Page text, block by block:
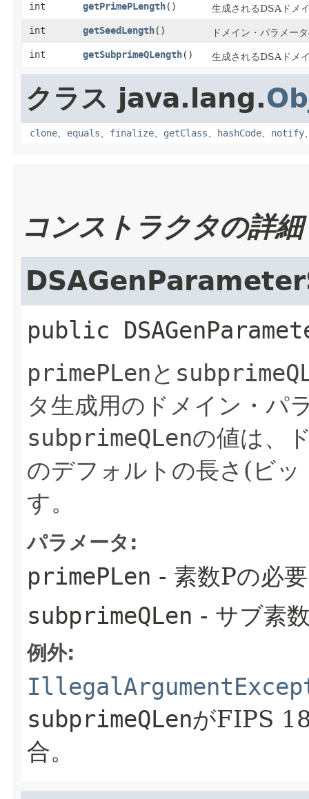
int getPrimePLength() 生成されるDSAドメ
int getSeedLength() ドメイン・パラメー
int getSubprimeQLength() 生成されるDSAドメ
クラス java.lang.
clone、 equals、 finalize、 getClass、 hashCode、 notify
コンストラクタの詳細
public
primePLen と
タ生成用のドメイン・パ
subprimeQLenの値は、
のデフォルトの長さ(ビ
す。
パラメータ:
primePLen - 素数Pの必
subprimeQLen - サブ素
例外:
subprimeQLenがFIPS
合。